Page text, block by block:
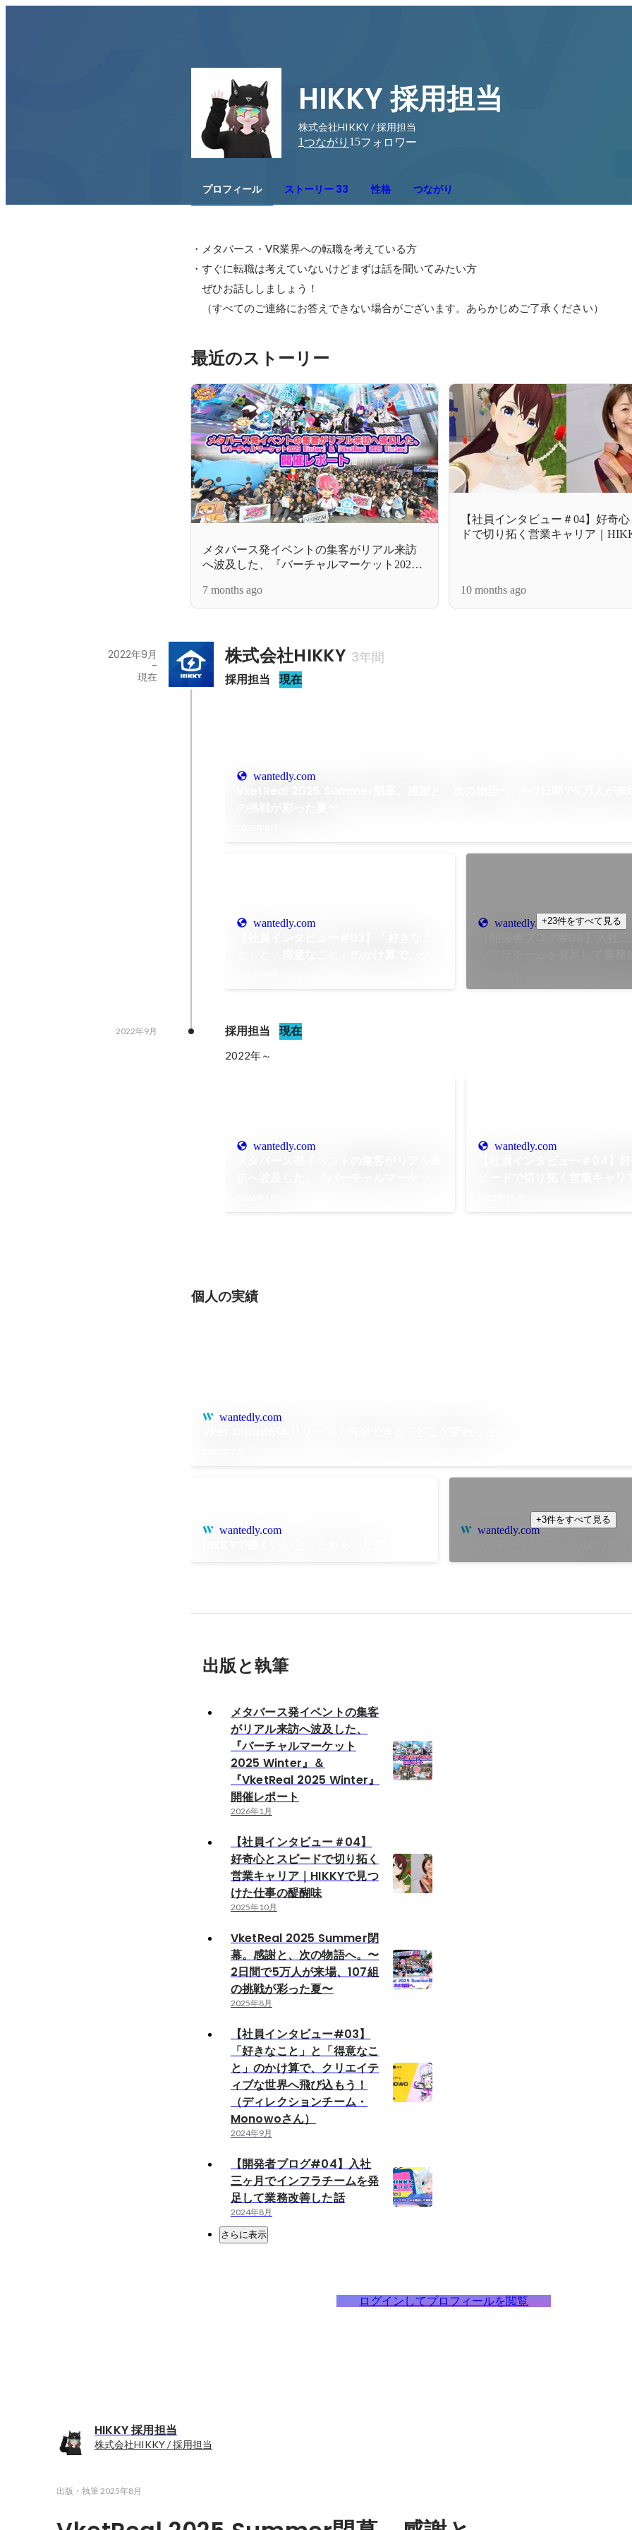
HIKKY 採用担当
株式会社HIKKY / 採用担当
1つながり 15フォロワー
プロフィール ストーリー 33 性格 つながり
・メタバース・VR業界への転職を考えている方
・すぐに転職は考えていないけどまずは話を聞いてみたい方
ぜひお話ししましょう！
最近のストーリー
メタバース発イベントの集客がリアル来訪
へ波及した、『バーチャルマーケット2025
ート
7 months ago
【社員インタビュー＃04】好奇
ドで切り拓く営業キャリア｜
10 months ago
株式会社HIKKY 3年間
採用担当 現在
2022年9月
-
現在
wantedly.com
wantedly.com wantedly.com+23件をすべて見る
採用担当 現在
2022年9月
2022年～
wantedly.com wantedly.com
個人の実績
wantedly.com
wantedly.com wantedly.com
+3件をすべて見る
出版と執筆
メタバース発イベントの集客
がリアル来訪へ波及した、
『バーチャルマーケット
2025 Winter』＆
『VketReal 2025 Winter』
開催レポート
2026年1月
【社員インタビュー＃04】
好奇心とスピードで切り拓く
営業キャリア｜HIKKYで見つ
けた仕事の醍醐味
2025年10月
VketReal 2025 Summer閉
幕。感謝と、次の物語へ。〜
2日間で5万人が来場、107組
の挑戦が彩った夏〜
2025年8月
【社員インタビュー#03】
「好きなこと」と「得意なこ
と」のかけ算で、クリエイテ
ィブな世界へ飛び込もう！
（ディレクションチーム・
Monowoさん）
2024年9月
【開発者ブログ#04】入社
三ヶ月でインフラチームを発
足して業務改善した話
2024年8月
さらに表示
ログインしてプロフィールを閲覧
HIKKY 採用担当
株式会社HIKKY / 採用担当
出版・執筆 2025年8月